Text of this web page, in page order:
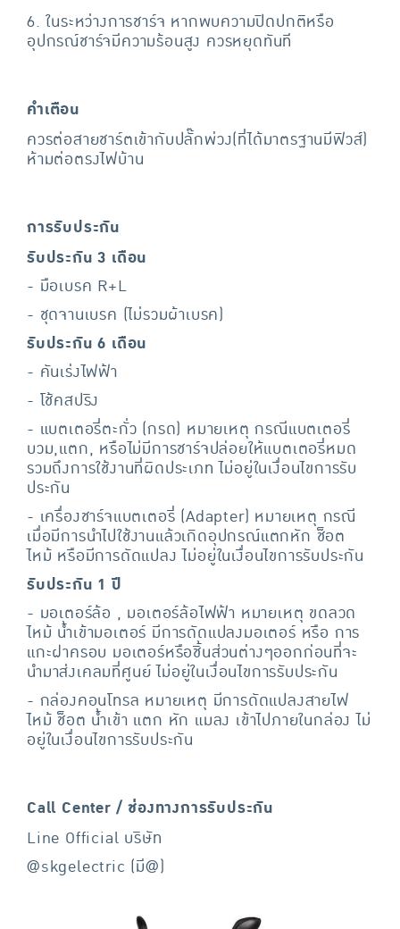
6. ในระหว่างการชาร์จ หากพบความปิดปกติหรือ
อุปกรณ์ชาร์จมีความร้อนสูง ควรหยุดทันที
คำเตือน
ควรต่อสายชาร์ตเข้ากับปลั๊กพ่วง(ที่ได้มาตรฐานมีฟิวส์)
ห้ามต่อตรงไฟบ้าน
การรับประกัน
รับประกัน 3 เดือน
- มือเบรค R+L
- ชุดจานเบรค (ไม่รวมผ้าเบรค)
รับประกัน 6 เดือน
- คันเร่งไฟฟ้า
- โช้คสปริง
- แบตเตอรี่ตะกั่ว (กรด) หมายเหตุ กรณีแบตเตอรี่
บวม,แตก, หรือไม่มีการชาร์จปล่อยให้แบตเตอรี่หมด
รวมถึงการใช้งานที่ผิดประเภท ไม่อยู่ในเงื่อนไขการรับ
ประกัน
- เครื่องชาร์จแบตเตอรี่ (Adapter) หมายเหตุ กรณี
เมื่อมีการนำไปใช้งานแล้วเกิดอุปกรณ์แตกหัก ช็อต
ไหม้ หรือมีการดัดแปลง ไม่อยู่ในเงื่อนไขการรับประกัน
รับประกัน 1 ปี
- มอเตอร์ล้อ , มอเตอร์ล้อไฟฟ้า หมายเหตุ ขดลวด
ไหม้ น้ำเข้ามอเตอร์ มีการดัดแปลงมอเตอร์ หรือ การ
แกะฝาครอบ มอเตอร์หรือชิ้นส่วนต่างๆออกก่อนที่จะ
นำมาส่งเคลมที่ศูนย์ ไม่อยู่ในเงื่อนไขการรับประกัน
- กล่องคอนโทรล หมายเหตุ มีการดัดแปลงสายไฟ
ไหม้ ช็อต น้ำเข้า แตก หัก แมลง เข้าไปภายในกล่อง ไม่
อยู่ในเงื่อนไขการรับประกัน
Call Center / ช่องทางการรับประกัน
Line Official บริษัท
@skgelectric (มี@)